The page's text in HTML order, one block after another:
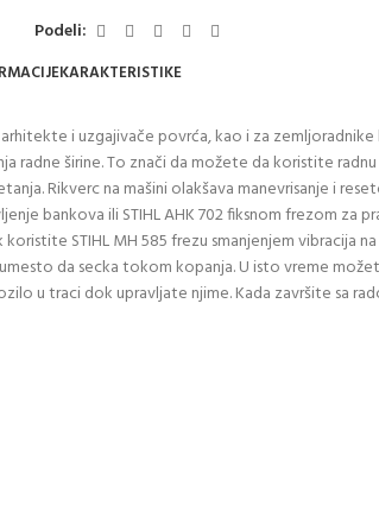
Podeli:
KARAKTERISTIKE
i uzgajivače povrća, kao i za
širine. To znači da možete da koristite
Rikverc na mašini olakšava manevrisanje i
bankova ili STIHL AHK 702 fiksnom frezom za
STIHL MH 585 frezu smanjenjem vibracija
da secka tokom kopanja. U isto vreme
u traci dok upravljate njime. Kada završite sa